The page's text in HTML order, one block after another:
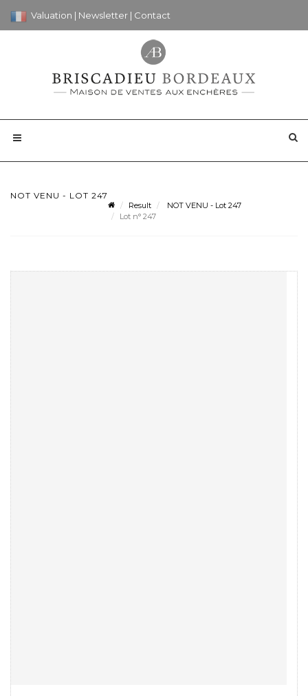
Valuation | Newsletter | Contact
NOT VENU - LOT 247
Result
NOT VENU - Lot 247
Lot n° 247